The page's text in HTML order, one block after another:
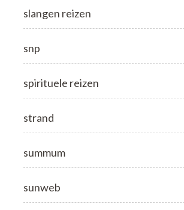
slangen reizen
snp
spirituele reizen
strand
summum
sunweb